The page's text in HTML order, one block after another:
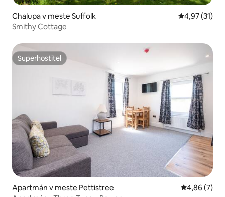
Chalupa v meste Suffolk Priemerné
4,97 (31)
Smithy Cottage
Superhostiteľ
Superhostiteľ
Apartmán v meste Pettistree Priemerné
4,86 (7)